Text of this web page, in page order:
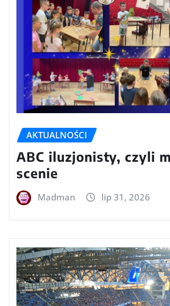
AKTUALNOŚCI
ABC iluzjonisty, czyli
scenie
Madman lip 31, 2026